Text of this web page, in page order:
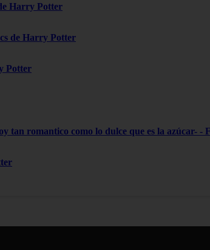
Harry Potter
de Harry Potter
Potter
tan romantico como lo dulce que es la azúcar-